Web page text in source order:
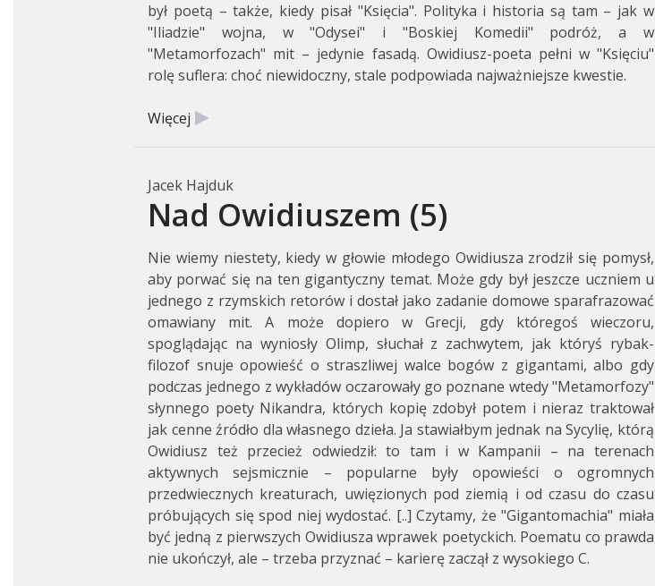
był poetą – także, kiedy pisał "Księcia". Polityka i historia są tam – jak w
"Iliadzie" wojna, w "Odysei" i "Boskiej Komedii" podróż, a w
"Metamorfozach" mit – jedynie fasadą. Owidiusz-poeta pełni w "Księciu"
rolę suflera: choć niewidoczny, stale podpowiada najważniejsze kwestie.
Więcej
Jacek Hajduk
Nad Owidiuszem (5)
Nie wiemy niestety, kiedy w głowie młodego Owidiusza zrodził się pomysł,
aby porwać się na ten gigantyczny temat. Może gdy był jeszcze uczniem u
jednego z rzymskich retorów i dostał jako zadanie domowe sparafrazować
omawiany mit. A może dopiero w Grecji, gdy któregoś wieczoru,
spoglądając na wyniosły Olimp, słuchał z zachwytem, jak któryś rybak-
filozof snuje opowieść o straszliwej walce bogów z gigantami, albo gdy
podczas jednego z wykładów oczarowały go poznane wtedy "Metamorfozy"
słynnego poety Nikandra, których kopię zdobył potem i nieraz traktował
jak cenne źródło dla własnego dzieła. Ja stawiałbym jednak na Sycylię, którą
Owidiusz też przecież odwiedził: to tam i w Kampanii – na terenach
aktywnych sejsmicznie – popularne były opowieści o ogromnych
przedwiecznych kreaturach, uwięzionych pod ziemią i od czasu do czasu
próbujących się spod niej wydostać. [..] Czytamy, że "Gigantomachia" miała
być jedną z pierwszych Owidiusza wprawek poetyckich. Poematu co prawda
nie ukończył, ale – trzeba przyznać – karierę zaczął z wysokiego C.